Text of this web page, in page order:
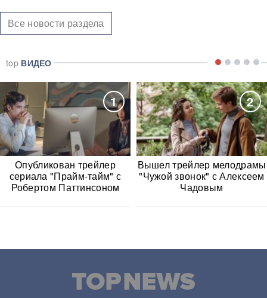
Все новости раздела
top ВИДЕО
1
Опубликован трейлер
сериала "Прайм-тайм" с
Робертом Паттинсоном
2
Вышел трейлер мелодрамы
"Чужой звонок" с Алексеем
Чадовым